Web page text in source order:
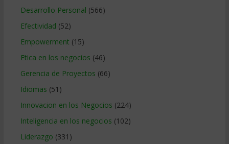
Desarrollo Personal (566)
Efectividad (52)
Empowerment (15)
Etica en los negocios (46)
Gerencia de Proyectos (66)
Idiomas (51)
Innovacion en los Negocios (224)
Inteligencia en los negocios (102)
Liderazgo (331)